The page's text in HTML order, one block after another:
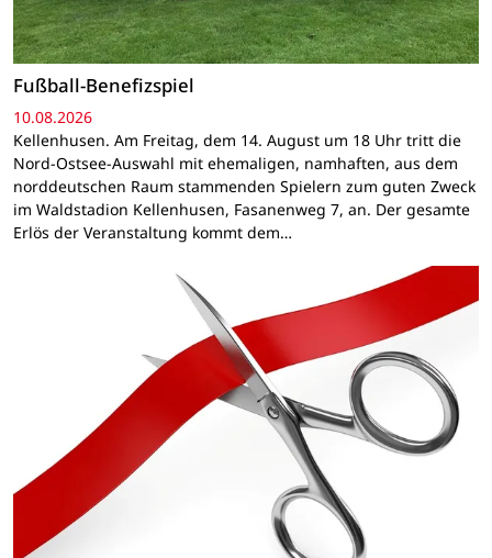
Fußball-Benefizspiel
10.08.2026
Kellenhusen. Am Freitag, dem 14. August um 18 Uhr tritt die
Nord-Ostsee-Auswahl mit ehemaligen, namhaften, aus dem
norddeutschen Raum stammenden Spielern zum guten Zweck
im Waldstadion Kellenhusen, Fasanenweg 7, an. Der gesamte
Erlös der Veranstaltung kommt dem…